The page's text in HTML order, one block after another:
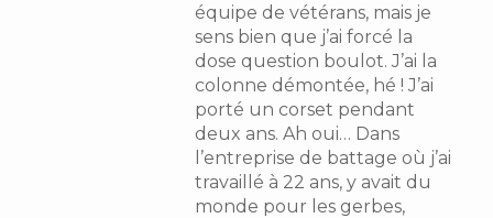
équipe de vétérans, mais je
sens bien que j’ai forcé la
dose question boulot. J’ai la
colonne démontée, hé ! J’ai
porté un corset pendant
deux ans. Ah oui… Dans
l’entreprise de battage où j’ai
travaillé à 22 ans, y avait du
monde pour les gerbes,